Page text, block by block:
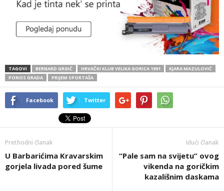
TAGOVI BERNARD GRGIĆ HRVAČKI KLUB VELIKA GORICA 1991
KJARA MAZULOVIĆ
PONOS GRADA
PRIJEM SPORTAŠA
Facebook Twitter
Prethodni članak
U Barbarićima Kravarskim
gorjela livada pored šume
Idući članak
“Pale sam na svijetu” ovog
vikenda na goričkim
kazališnim daskama